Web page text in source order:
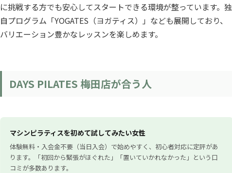
に挑戦する方でも安心してスタートできる環境が整っています。独
自プログラム「YOGATES（ヨガティス）」なども展開しており、
バリエーション豊かなレッスンを楽しめます。
DAYS PILATES 梅田店が合う人
マシンピラティスを初めて試してみたい女性
体験無料・入会金不要（当日入会）で始めやすく、初心者対応に定評があ
ります。「初回から緊張がほぐれた」「置いていかれなかった」という口
コミが多数あります。